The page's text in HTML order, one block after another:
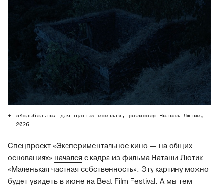
«Колыбельная для пустых комнат», режиссер Наташа Лютик,
2026
Спецпроект «Экспериментальное кино — на общих
основаниях» начался с кадра из фильма Наташи Лютик
«Маленькая частная собственность». Эту картину можно
будет увидеть в июне на Beat Film Festival. А мы тем